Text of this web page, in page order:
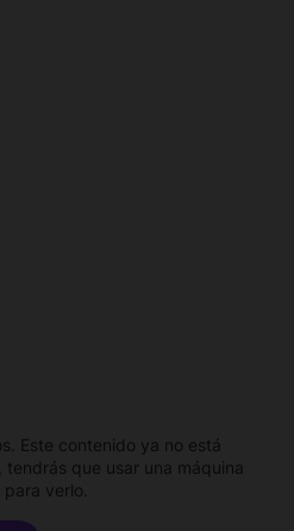
Este contenido ya no está
tendrás que usar una máquina
verlo.